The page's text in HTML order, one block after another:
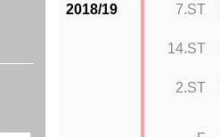
2018/19 7.ST
14.ST
2.ST